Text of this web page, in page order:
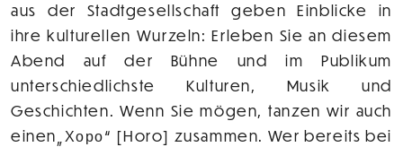
aus der Stadtgesellschaft geben Einblicke in
ihre kulturellen Wurzeln: Erleben Sie an diesem
Abend auf der Bühne und im Publikum
unterschiedlichste Kulturen, Musik und
Geschichten. Wenn Sie mögen, tanzen wir auch
einen„Хоро“ [Horo] zusammen. Wer bereits bei